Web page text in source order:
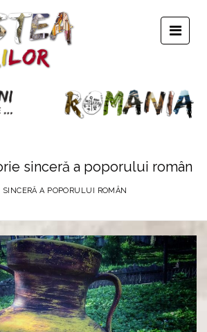
sinceră a poporului român
SINCERĂ A POPORULUI ROMÂN